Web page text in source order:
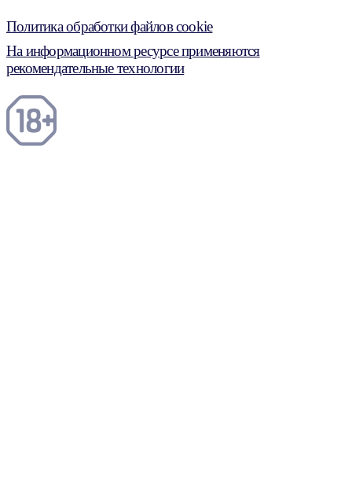
Политика обработки файлов cookie
На информационном ресурсе применяются
рекомендательные технологии